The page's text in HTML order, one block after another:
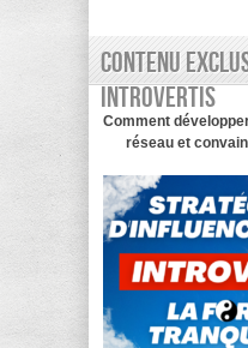
Contenu
introvertis
Comment
réseau et